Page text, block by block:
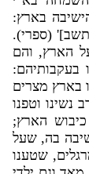
בארץ:
תשב]' (ספרי).
הארץ, והם
בעקבותיהם:
בארץ מצרים
וטפנו
הארץ;
בה, שעל
, שטענו